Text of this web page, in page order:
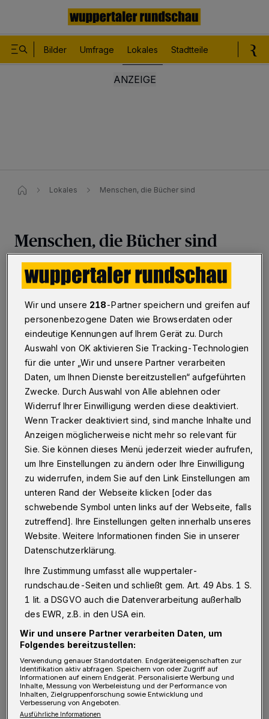
Bilder Umfrage Lokales Stadtteile
Lokales Menschen, die Bücher sind
Menschen, die Bücher sind
Miteinander reden und Vorurteile abbauen: Die
"Lebendige Bibliothek" kommt wieder — zuerst in die
22.10.2015 , 18:00 Uhr Eine Minute Lesezeit
Ü ber viele Menschen glaubt man, genau
Bescheid zu wissen. Über die
Massenmedien entsteht ein Bild, das sich in
den Köpfen festsetzt. Ein Buch, das die Dinge
differenziert darstellt, wäre hilfreich... Warum
aber nicht direkt mit Betroffenen sprechen?
Das ist die Idee der "Living Library", der
"Lebendigen Bibliothek". Anstatt über
Menschen zu sprechen, bietet sie eine
Plattform, sich direkt miteinander
auszutauschen.
Die diesjährige "Living Library" steht unter
dem Motto "Leben in Vielfalt" — es geht um
interreligiösen Dialog, Zusammenleben der
Wir und unsere 218-Partner speichern und greifen auf
personenbezogene Daten wie Browserdaten oder
eindeutige Kennungen auf Ihrem Gerät zu. Durch
Auswahl von OK aktivieren Sie Tracking-Technologien
für die unter „Wir und unsere Partner verarbeiten
Daten, um Ihnen Dienste bereitzustellen“ aufgeführten
Zwecke. Durch Auswahl von Alle ablehnen oder
Widerruf Ihrer Einwilligung werden diese deaktiviert.
Wenn Tracker deaktiviert sind, sind manche Inhalte und
Anzeigen möglicherweise nicht mehr so relevant für
Sie. Sie können dieses Menü jederzeit wieder aufrufen,
um Ihre Einstellungen zu ändern oder Ihre Einwilligung
zu widerrufen, indem Sie auf den Link Einstellungen am
unteren Rand der Webseite klicken [oder das
schwebende Symbol unten links auf der Webseite, falls
zutreffend]. Ihre Einstellungen gelten innerhalb unseres
Website. Weitere Informationen finden Sie in unserer
Datenschutzerklärung.
Ihre Zustimmung umfasst alle wuppertaler-
rundschau.de-Seiten und schließt gem. Art. 49 Abs. 1 S.
1 lit. a DSGVO auch die Datenverarbeitung außerhalb
des EWR, z.B. in den USA ein.
Wir und unsere Partner verarbeiten Daten, um
Folgendes bereitzustellen:
Verwendung genauer Standortdaten. Endgeräteeigenschaften zur
Identifikation aktiv abfragen. Speichern von oder Zugriff auf
Informationen auf einem Endgerät. Personalisierte Werbung und
Inhalte, Messung von Werbeleistung und der Performance von
Inhalten, Zielgruppenforschung sowie Entwicklung und
Verbesserung von Angeboten.
Ausführliche Informationen